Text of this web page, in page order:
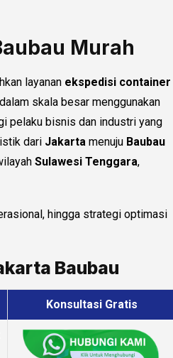
Murah
layanan ekspedisi container
skala besar menggunakan
pelaku bisnis dan industri yang
dari Jakarta menuju Baubau
Sulawesi Tenggara,
hingga strategi optimasi
Baubau
Konsultasi Gratis